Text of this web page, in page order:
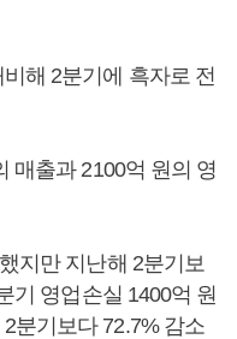
해 2분기에 흑자로 전
매출과 2100억 원의 영
지만 지난해 2분기보
기 영업손실 1400억 원
분기보다 72.7% 감소